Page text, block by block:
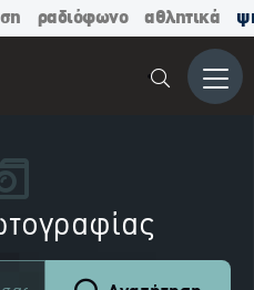
ραδιόφωνο αθλητικά
Μενού